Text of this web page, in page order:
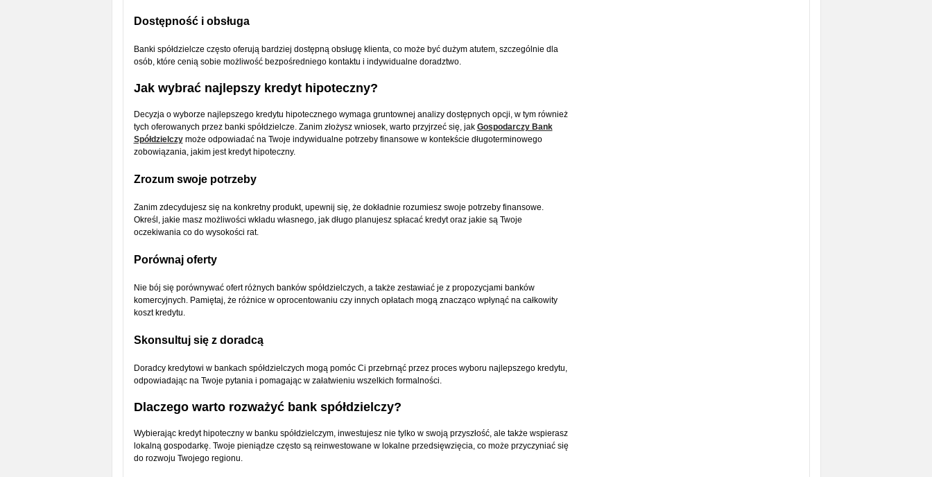
Dostępność i obsługa
Banki spółdzielcze często oferują bardziej dostępną obsługę klienta, co może być dużym atutem, szczególnie dla
osób, które cenią sobie możliwość bezpośredniego kontaktu i indywidualne doradztwo.
Jak wybrać najlepszy kredyt hipoteczny?
Decyzja o wyborze najlepszego kredytu hipotecznego wymaga gruntownej analizy dostępnych opcji, w tym również
tych oferowanych przez banki spółdzielcze. Zanim złożysz wniosek, warto przyjrzeć się, jak Gospodarczy Bank
Spółdzielczymoże odpowiadać na Twoje indywidualne potrzeby finansowe w kontekście długoterminowego
zobowiązania, jakim jest kredyt hipoteczny.
Zrozum swoje potrzeby
Zanim zdecydujesz się na konkretny produkt, upewnij się, że dokładnie rozumiesz swoje potrzeby finansowe.
Określ, jakie masz możliwości wkładu własnego, jak długo planujesz spłacać kredyt oraz jakie są Twoje
oczekiwania co do wysokości rat.
Porównaj oferty
Nie bój się porównywać ofert różnych banków spółdzielczych, a także zestawiać je z propozycjami banków
komercyjnych. Pamiętaj, że różnice w oprocentowaniu czy innych opłatach mogą znacząco wpłynąć na całkowity
koszt kredytu.
Skonsultuj się z doradcą
Doradcy kredytowi w bankach spółdzielczych mogą pomóc Ci przebrnąć przez proces wyboru najlepszego kredytu,
odpowiadając na Twoje pytania i pomagając w załatwieniu wszelkich formalności.
Dlaczego warto rozważyć bank spółdzielczy?
Wybierając kredyt hipoteczny w banku spółdzielczym, inwestujesz nie tylko w swoją przyszłość, ale także wspierasz
lokalną gospodarkę. Twoje pieniądze często są reinwestowane w lokalne przedsięwzięcia, co może przyczyniać się
do rozwoju Twojego regionu.